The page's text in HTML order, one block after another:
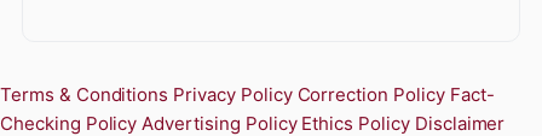
Terms & Conditions Privacy Policy Correction Policy Fact-
Checking Policy Advertising Policy Ethics Policy Disclaimer